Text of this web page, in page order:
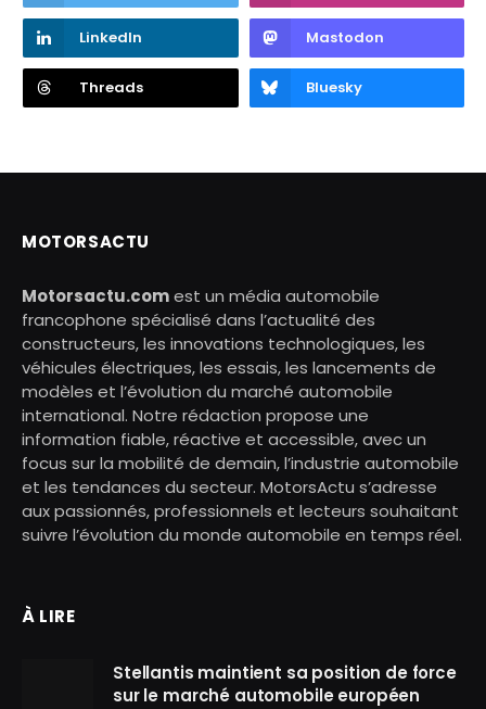
LinkedIn Mastodon
Threads Bluesky
MOTORSACTU
Motorsactu.comest un média automobile
francophone spécialisé dans l’actualité des
constructeurs, les innovations technologiques, les
véhicules électriques, les essais, les lancements de
modèles et l’évolution du marché automobile
international. Notre rédaction propose une
information fiable, réactive et accessible, avec un
focus sur la mobilité de demain, l’industrie automobile
et les tendances du secteur. MotorsActu s’adresse
aux passionnés, professionnels et lecteurs souhaitant
suivre l’évolution du monde automobile en temps réel.
À LIRE
Stellantis maintient sa position de force
sur le marché automobile européen